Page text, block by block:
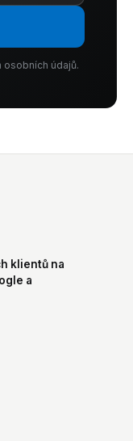
osobních údajů.
klientů na
a